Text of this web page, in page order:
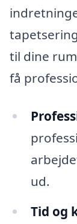
til dine
få
ud.
Tid og